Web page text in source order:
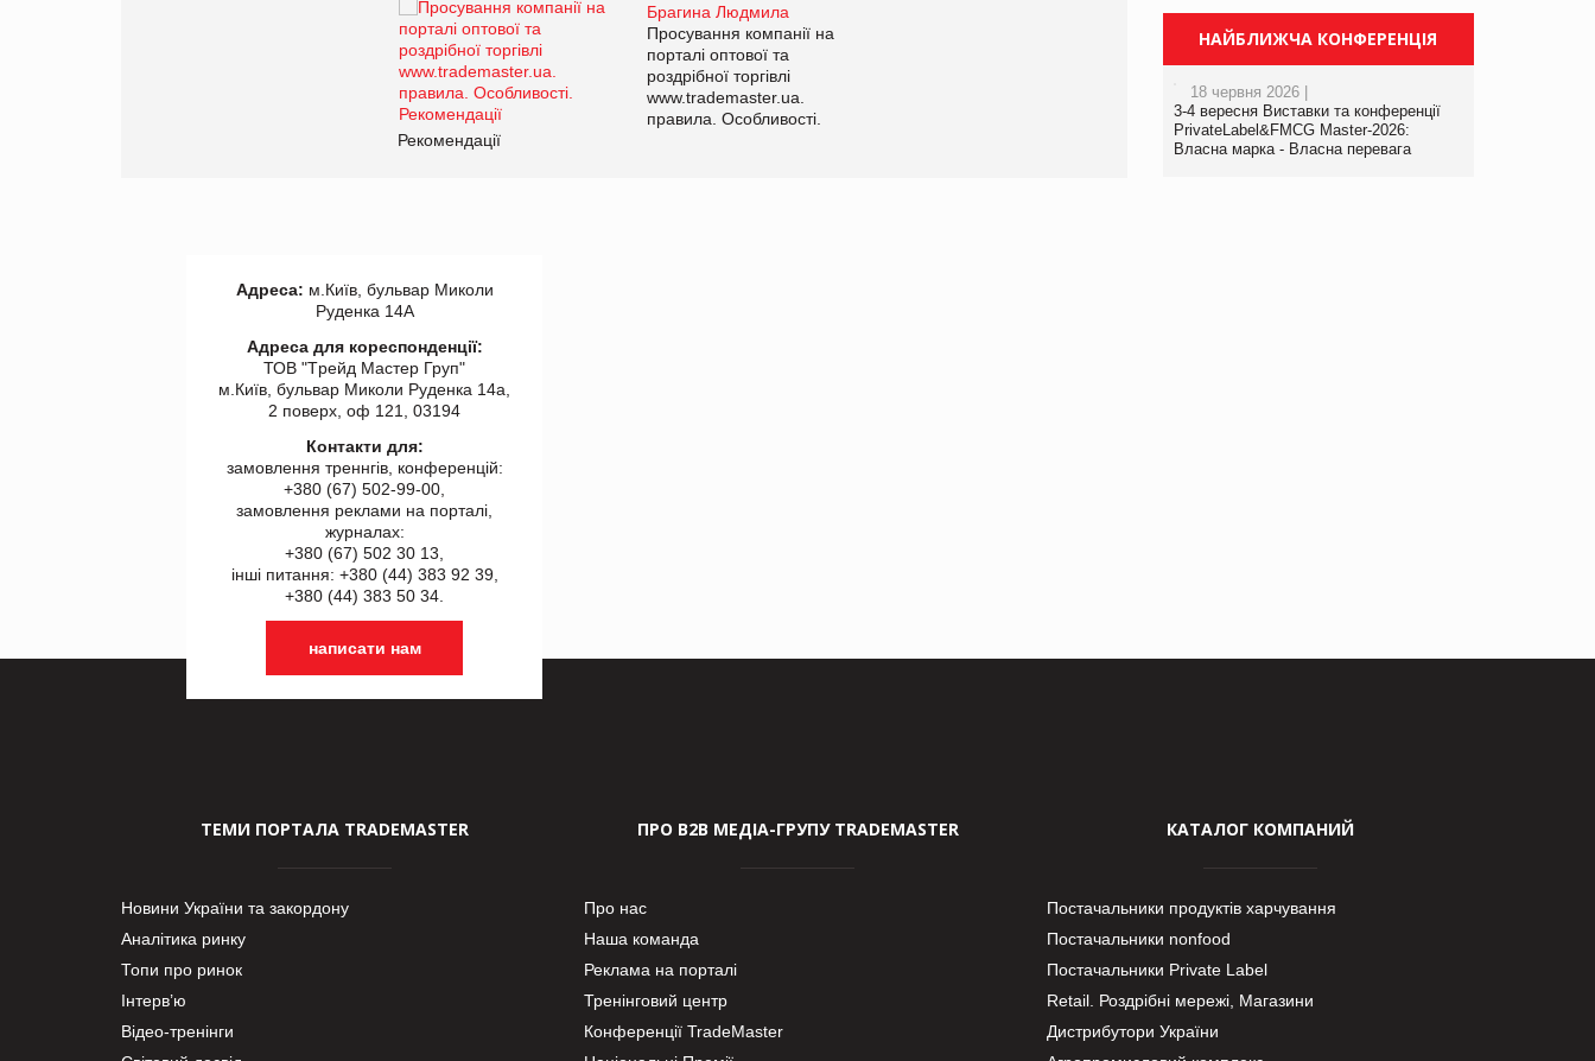
Брагина Людмила
Просування компанії на
порталі оптової та
роздрібної торгівлі
www.trademaster.ua.
правила. Особливості.
Рекомендації
Брагина Людмила
Просування компанії на
www.trademaster.ua.
правила. Особливості.
НАЙБЛИЖЧА КОНФЕРЕНЦІЯ
18 червня 2026 |
3-4 вересня Виставки та конференції
PrivateLabel&FMCG Master-2026:
Власна марка - Власна перевага
Адреса: м.Київ, бульвар Миколи
Руденка 14А
Адреса для кореспонденції:
ТОВ "Tрейд Мастер Груп"
м.Київ, бульвар Миколи Руденка 14а,
2 поверх, оф 121, 03194
Контакти для:
замовлення треннгів, конференцій:
+380 (67) 502-99-00,
замовлення реклами на порталі,
журналах:
+380 (67) 502 30 13,
інші питання: +380 (44) 383 92 39,
+380 (44) 383 50 34.
написати нам
ТЕМИ ПОРТАЛА TRADEMASTER
Новини України та закордону
Аналітика ринку
Топи про ринок
Інтерв’ю
Відео-тренінги
ПРО В2В МЕДІА-ГРУПУ TRADEMASTER
Про нас
Наша команда
Реклама на порталі
Тренінговий центр
Конференції TradeMaster
КАТАЛОГ КОМПАНИЙ
Постачальники продуктів харчування
Постачальники nonfood
Постачальники Private Label
Retail. Роздрібні мережі, Магазини
Дистрибутори України